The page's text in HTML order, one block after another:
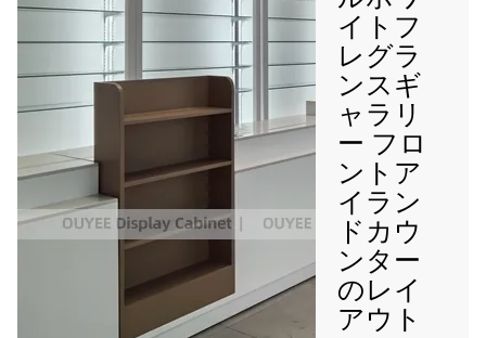
イトフ
レグラ
ンスギ
ャラリ
ー フロ
ントア
イラン
ドカウ
ンター
のレイ
アウト